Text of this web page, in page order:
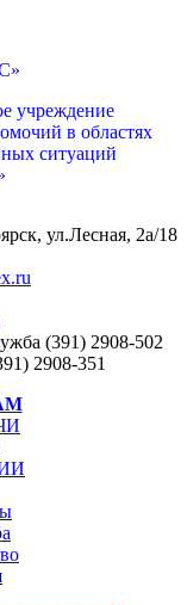
учреждение
в областях
ситуаций
ул.Лесная, 2а/18
(391) 2908-502
2908-351